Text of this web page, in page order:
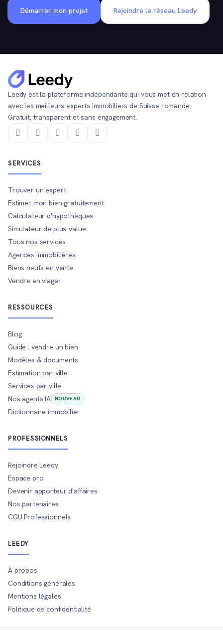
Démarrer mon projet Rejoindre le réseau Leedy
Leedy est la plateforme indépendante qui vous met en relation
avec les meilleurs experts immobiliers de Suisse romande.
Gratuit, transparent et sans engagement.
SERVICES
Trouver un expert
Estimer mon bien gratuitement
Calculateur d'hypothèques
Simulateur de plus-value
Tous nos services
Agences immobilières
Biens neufs en vente
Vendre en viager
RESSOURCES
Blog
Guide : vendre un bien
Modèles & documents
Estimation par ville
Services par ville
Nos agents IA
NOUVEAU
Dictionnaire immobilier
PROFESSIONNELS
Rejoindre Leedy
Espace pro
Devenir apporteur d'affaires
Nos partenaires
CGU Professionnels
LEEDY
À propos
Conditions générales
Mentions légales
Politique de confidentialité